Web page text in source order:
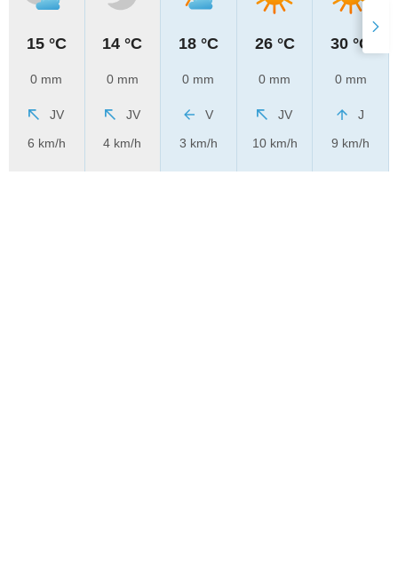
15 °C
0 mm
JV
6 km/h
14 °C
0 mm
JV
4 km/h
18 °C
0 mm
V
3 km/h
26 °C
0 mm
JV
10 km/h
30 °C
0 mm
J
9 km/h